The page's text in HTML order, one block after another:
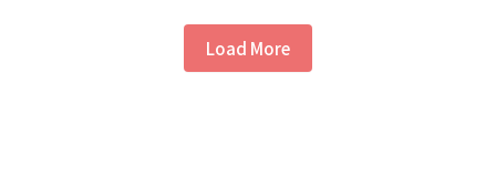
Load More